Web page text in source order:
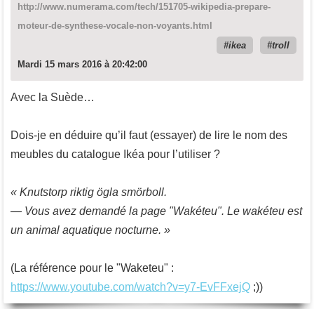
http://www.numerama.com/tech/151705-wikipedia-prepare-
moteur-de-synthese-vocale-non-voyants.html
ikea
troll
Mardi 15 mars 2016 à 20:42:00
Avec la Suède…
Dois-je en déduire qu’il faut (essayer) de lire le nom des
meubles du catalogue Ikéa pour l’utiliser ?
« Knutstorp riktig ögla smörboll.
— Vous avez demandé la page "Wakéteu". Le wakéteu est
un animal aquatique nocturne. »
(La référence pour le "Waketeu" :
https://www.youtube.com/watch?v=y7-EvFFxejQ ;))